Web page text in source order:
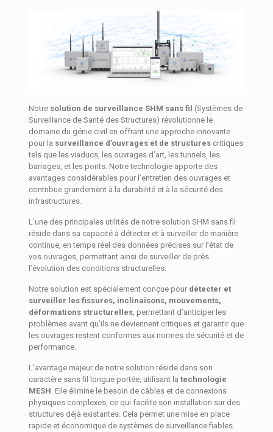
Notre solution de surveillance SHM sans fil (Systèmes de
Surveillance de Santé des Structures) révolutionne le
domaine du génie civil en offrant une approche innovante
pour la surveillance d’ouvrages et de structurescritiques
tels que les viaducs, les ouvrages d’art, les tunnels, les
barrages, et les ponts. Notre technologie apporte des
avantages considérables pour l’entretien des ouvrages et
contribue grandement à la durabilité et à la sécurité des
infrastructures.
L’une des principales utilités de notre solution SHM sans fil
réside dans sa capacité à détecter et à surveiller de manière
continue, en temps réel des données précises sur l’état de
vos ouvrages, permettant ainsi de surveiller de près
l’évolution des conditions structurelles.
Notre solution est spécialement conçue pour détecter et
surveiller les fissures, inclinaisons, mouvements,
déformations structurelles, permettant d’anticiper les
problèmes avant qu’ils ne deviennent critiques et garantir que
les ouvrages restent conformes aux normes de sécurité et de
performance.
L’avantage majeur de notre solution réside dans son
caractère sans fil longue portée, utilisant la technologie
MESH . Elle élimine le besoin de câbles et de connexions
physiques complexes, ce qui facilite son installation sur des
structures déjà existantes. Cela permet une mise en place
rapide et économique de systèmes de surveillance fiables.